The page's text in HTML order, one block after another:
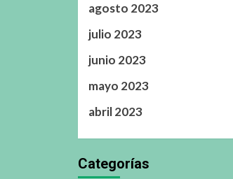
agosto 2023
julio 2023
junio 2023
mayo 2023
abril 2023
Categorías